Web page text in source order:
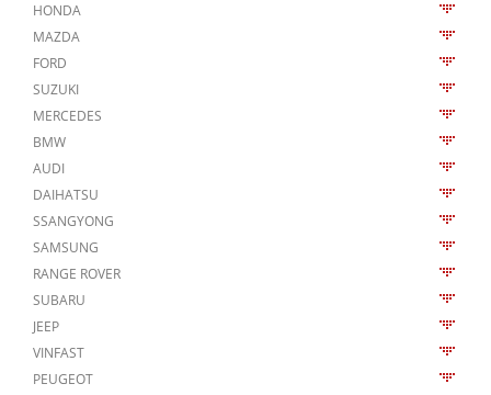
HONDA
MAZDA
FORD
SUZUKI
MERCEDES
BMW
AUDI
DAIHATSU
SSANGYONG
SAMSUNG
RANGE ROVER
SUBARU
JEEP
VINFAST
PEUGEOT